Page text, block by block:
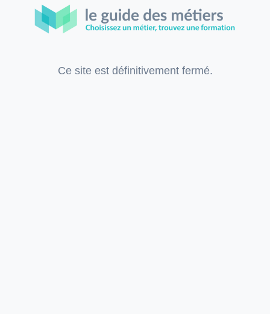
Ce site est définitivement fermé.